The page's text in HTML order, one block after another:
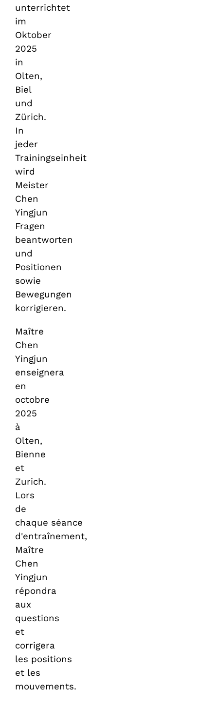
unterrichtet
im
Oktober
2025
in
Olten,
Biel
und
Zürich.
In
jeder
Trainingseinheit
wird
Meister
Chen
Yingjun
Fragen
beantworten
und
Positionen
sowie
Bewegungen
korrigieren.
Maître
Chen
Yingjun
enseignera
en
octobre
2025
à
Olten,
Bienne
et
Zurich.
Lors
de
chaque séance
d'entraînement,
Maître
Chen
Yingjun
répondra
aux
questions
et
corrigera
les positions
et les
mouvements.